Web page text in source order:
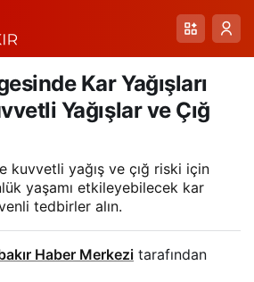
Kar Yağışları
Yağışlar ve Çığ
kuvvetli yağış ve çığ riski için
yaşamı etkileyebilecek kar
tedbirler alın.
Haber Merkezi tarafından
Paylaş